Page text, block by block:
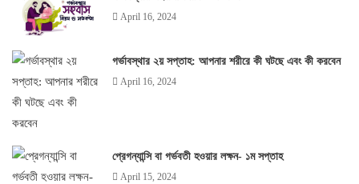
April 16, 2024
গর্ভাবস্থার ২য় সপ্তাহ: আপনার শরীরে কী ঘটছে এবং কী করবেন
April 16, 2024
প্রেগন্যান্সি বা গর্ভবতী হওয়ার লক্ষন- ১ম সপ্তাহ
April 15, 2024